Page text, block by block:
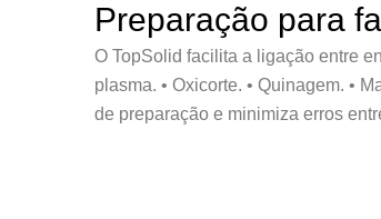
Preparação para
O TopSolid facilita a ligação entre
plasma. • Oxicorte. • Quinagem. •
de preparação e minimiza erros